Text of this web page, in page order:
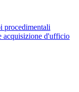
procedimentali
acquisizione d'ufficio